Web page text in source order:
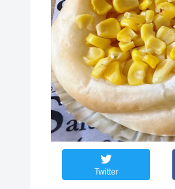
Twitter